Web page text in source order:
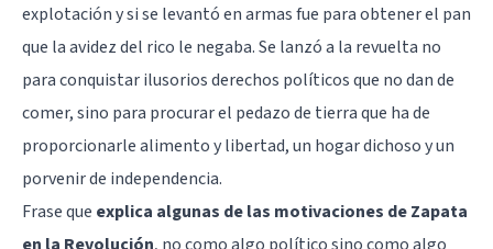
explotación y si se levantó en armas fue para obtener el pan
que la avidez del rico le negaba. Se lanzó a la revuelta no
para conquistar ilusorios derechos políticos que no dan de
comer, sino para procurar el pedazo de tierra que ha de
proporcionarle alimento y libertad, un hogar dichoso y un
porvenir de independencia.
Frase que explica algunas de las motivaciones de Zapata